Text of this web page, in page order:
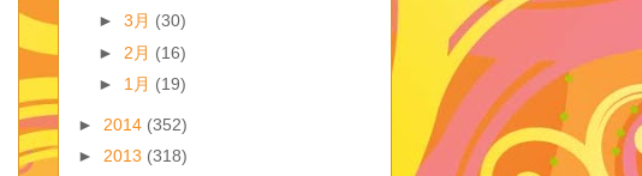
► 3月 (30)
► 2月 (16)
► 1月 (19)
► 2014 (352)
► 2013 (318)